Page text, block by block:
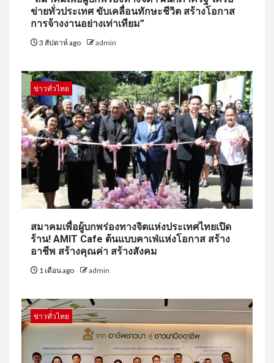
ข่ายทั่วประเทศ ขับเคลื่อนทักษะชีวิต สร้างโอกาส
การจ้างงานอย่างเท่าเทียม”
3 สัปดาห์ ago admin
ข่าวทั่วไทย
สมาคมเพื่อผู้บกพร่องทางจิตแห่งประเทศไทยเปิด
ร้าน! AMIT Cafe ต้นแบบคาเฟ่แห่งโอกาส สร้าง
อาชีพ สร้างคุณค่า สร้างสังคม
1 เดือน ago admin
ข่าวทั่วไทย